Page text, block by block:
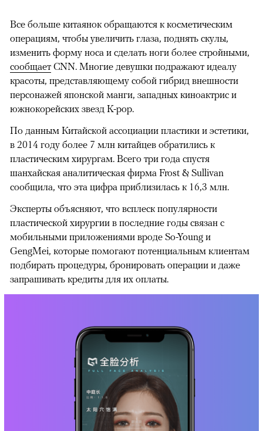
Все больше китаянок обращаются к косметическим
операциям, чтобы увеличить глаза, поднять скулы,
изменить форму носа и сделать ноги более стройными,
сообщает CNN. Многие девушки подражают идеалу
красоты, представляющему собой гибрид внешности
персонажей японской манги, западных киноактрис и
южнокорейских звезд K-pop.
По данным Китайской ассоциации пластики и эстетики,
в 2014 году более 7 млн китайцев обратились к
пластическим хирургам. Всего три года спустя
шанхайская аналитическая фирма Frost & Sullivan
сообщила, что эта цифра приблизилась к 16,3 млн.
Эксперты объясняют, что всплеск популярности
пластической хирургии в последние годы связан с
мобильными приложениями вроде So-Young и
GengMei, которые помогают потенциальным клиентам
подбирать процедуры, бронировать операции и даже
запрашивать кредиты для их оплаты.